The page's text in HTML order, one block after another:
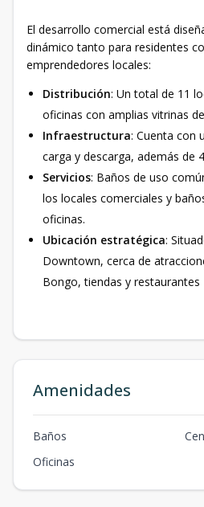
El desarrollo comercial está
dinámico tanto para residentes
emprendedores locales:
Distribución: Un total de 11
oficinas con amplias vitrinas
Infraestructura: Cuenta con
carga y descarga, además de
Servicios: Baños de uso
los locales comerciales y
oficinas.
Ubicación estratégica:
Downtown, cerca de
Bongo, tiendas y restaurantes
Amenidades
Baños
Oficinas